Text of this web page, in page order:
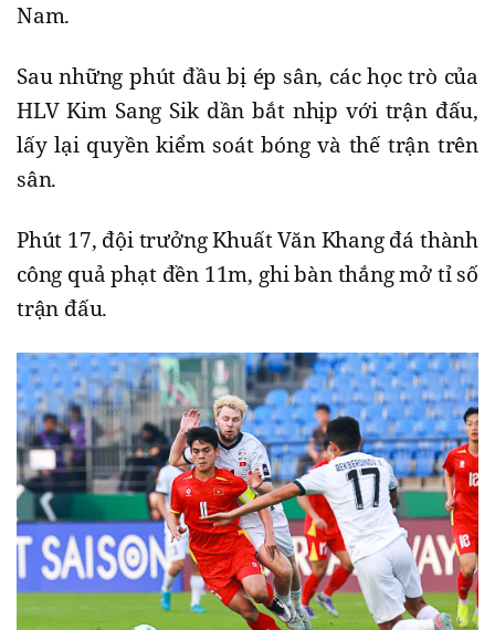
Nam.
Sau những phút đầu bị ép sân, các học trò của
HLV Kim Sang Sik dần bắt nhịp với trận đấu,
lấy lại quyền kiểm soát bóng và thế trận trên
sân.
Phút 17, đội trưởng Khuất Văn Khang đá thành
công quả phạt đền 11m, ghi bàn thắng mở tỉ số
trận đấu.